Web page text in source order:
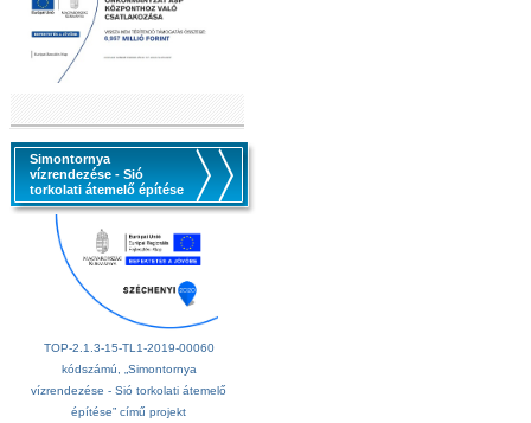
Simontornya
vízrendezése - Sió
torkolati átemelő építése
TOP-2.1.3-15-TL1-2019-00060
kódszámú, „Simontornya
vízrendezése - Sió torkolati átemelő
építése” című projekt